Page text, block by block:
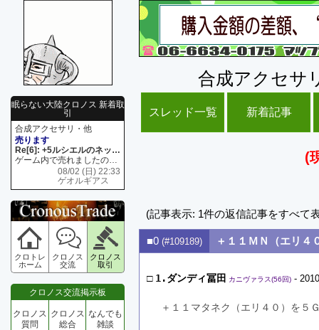
眠らない大陸クロノス 新着取
引
合成アクセサリ・他
売ります
Re[6]: +5ルシエルのネックレス
ゲーム内で売れましたので 在庫がネク1 リング4 となります リングのお値段は80G といたします
08/02 (日) 22:33
ゲオルギアス
クロトレ
ホーム
クロノス
交流
クロノス
取引
クロノス交流掲示板
クロノス
質問
クロノス
総合
なんでも
雑談
合成アクセサ
スレッド一覧 新着記事
(
(記事表示: 1件の返信記事をすべて
■0 (#109189) ＋１１ＭＮ（エリ４
□ 1.ダンディ冨田 カニヴァラス(56回) -
＋１１マタネク（エリ４０）を５